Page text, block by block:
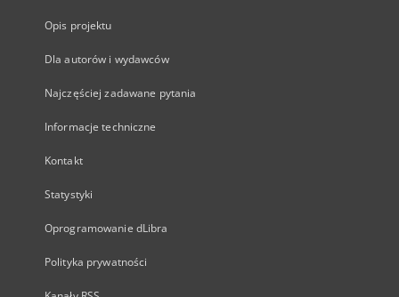
Opis projektu
Dla autorów i wydawców
Najczęściej zadawane pytania
Informacje techniczne
Kontakt
Statystyki
Oprogramowanie dLibra
Polityka prywatności